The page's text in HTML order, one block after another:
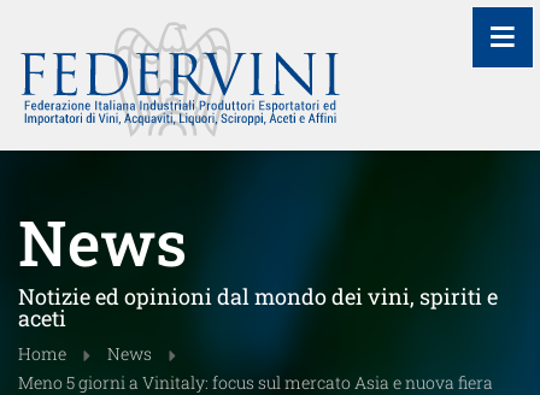
News
Notizie ed opinioni dal mondo dei vini, spiriti e
aceti
Home
News
Meno 5 giorni a Vinitaly: focus sul mercato Asia e nuova fiera
≡